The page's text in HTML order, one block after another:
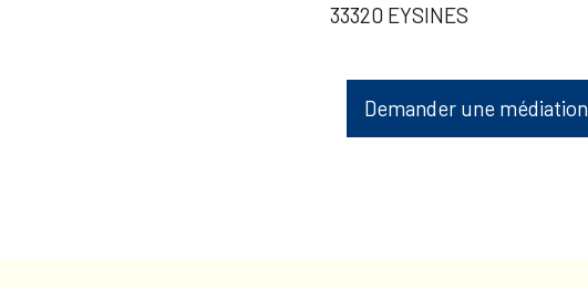
33320 EYSINES
Demander une médiation